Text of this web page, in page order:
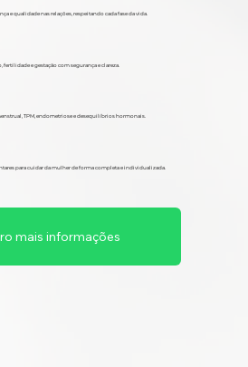
e qualidade nas relações, respeitando cada fase da vida.
e gestação com segurança e clareza.
TPM, endometriose e desequilíbrios hormonais.
para cuidar da mulher de forma completa e individualizada.
mais informações